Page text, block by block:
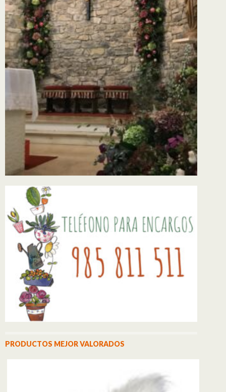
PRODUCTOS MEJOR VALORADOS